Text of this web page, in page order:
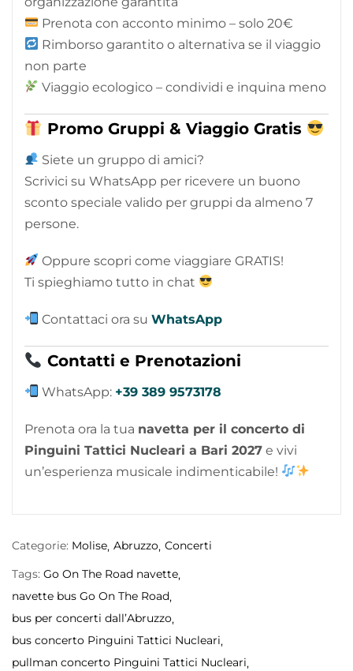
Prenota con acconto minimo – solo 20€
Rimborso garantito o alternativa se il viaggio
non parte
Viaggio ecologico – condividi e inquina meno
Promo Gruppi & Viaggio Gratis
Siete un gruppo di amici?
Scrivici su WhatsApp per ricevere un buono
sconto speciale valido per gruppi da almeno 7
persone.
Oppure scopri come viaggiare GRATIS!
Ti spieghiamo tutto in chat
Contattaci ora suWhatsApp
Contatti e Prenotazioni
WhatsApp: +39 389 9573178
Prenota ora la tua navetta per il concerto di
Pinguini Tattici Nucleari a Bari 2027 e vivi
un’esperienza musicale indimenticabile!
Categorie: Molise Abruzzo Concerti
Tags: Go On The Road navette
navette bus Go On The Road
bus per concerti dall’Abruzzo
bus concerto Pinguini Tattici Nucleari
pullman concerto Pinguini Tattici Nucleari